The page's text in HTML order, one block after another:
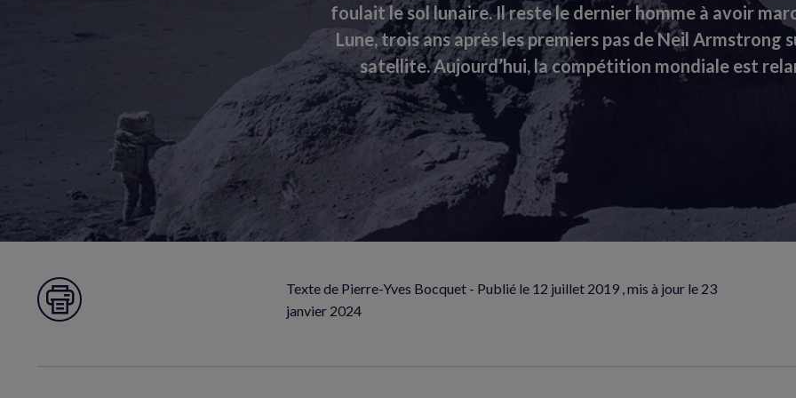
foulait le sol lunaire. Il reste le dernier homme à avoir
Lune, trois ans après les premiers pas de Neil Armstrong
satellite. Aujourd’hui, la compétition mondiale est
Imprimer la page
Texte de Pierre-Yves Bocquet - Publié le 12 juillet 2019 , mis à jour le 23
janvier 2024